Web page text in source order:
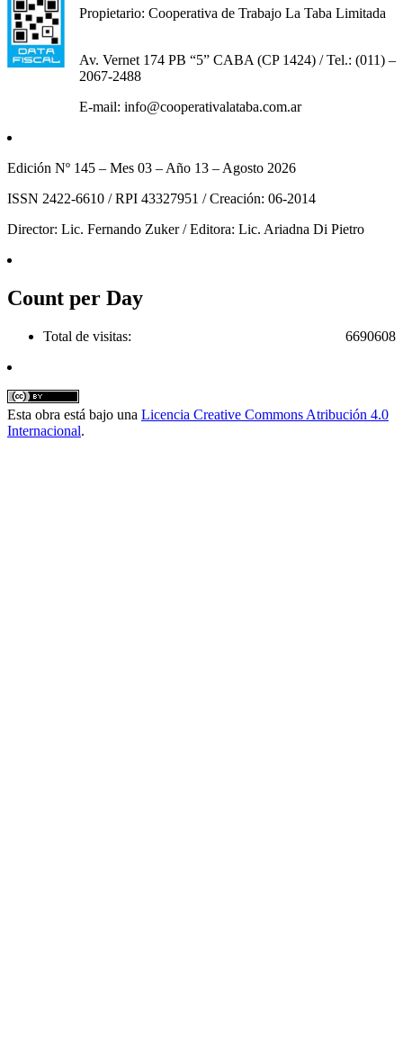
Propietario: Cooperativa de Trabajo La Taba Limitada
Av. Vernet 174 PB “5” CABA (CP 1424) / Tel.: (011) –
2067-2488
E-mail: info@cooperativalataba.com.ar
Edición Nº 145 – Mes 03 – Año 13 – Agosto 2026
ISSN 2422-6610 / RPI 43327951 / Creación: 06-2014
Director: Lic. Fernando Zuker / Editora: Lic. Ariadna Di Pietro
Count per Day
6690608
Total de visitas:
Esta obra está bajo una Licencia Creative Commons Atribución 4.0
Internacional.